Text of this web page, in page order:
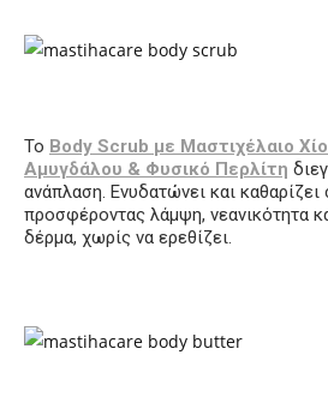
Το Body Scrub με Μαστιχέλαιο
Αμυγδάλου & Φυσικό Περλίτη
ανάπλαση. Ενυδατώνει και
προσφέροντας λάμψη, νεανικότητα
δέρμα, χωρίς να ερεθίζει.